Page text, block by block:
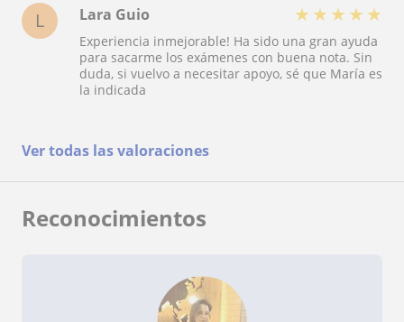
recomendada!
L Lara Guio ★ ★ ★ ★ ★
Experiencia inmejorable! Ha sido una gran ayuda
para sacarme los exámenes con buena nota. Sin
duda, si vuelvo a necesitar apoyo, sé que María es
la indicada
Ver todas las valoraciones
Reconocimientos